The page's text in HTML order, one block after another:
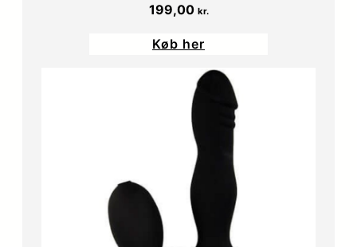
199,00 kr.
Køb her